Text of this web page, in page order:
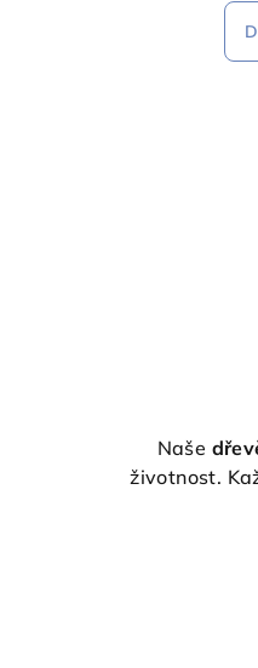
Naše
životnost.